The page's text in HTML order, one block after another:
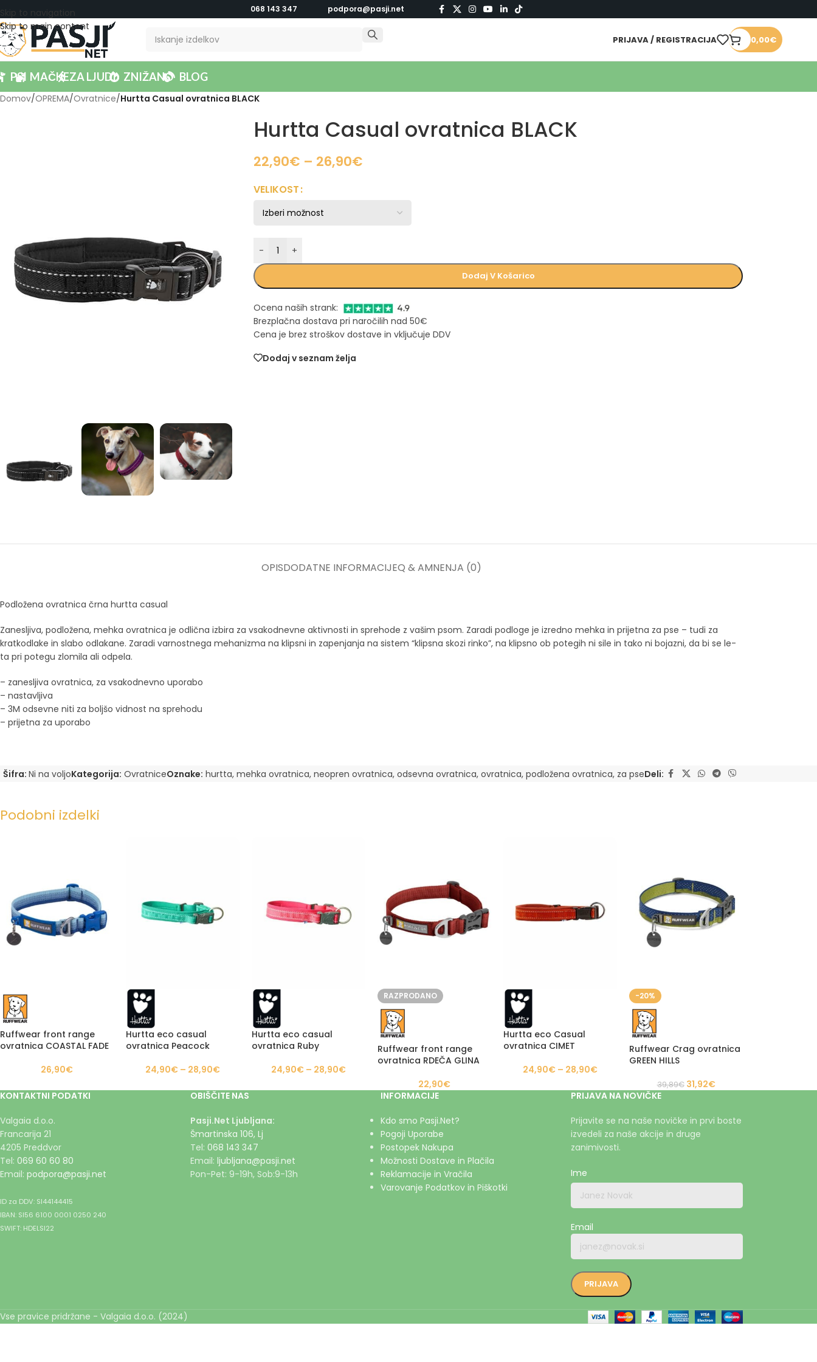
Skip to navigation
Skip to main content
068 143 347 podpora@pasji.net
PRIJAVA / REGISTRACIJA 0,00€
PSI MAČKEZA LJUDI ZNIŽANO BLOG
Domov/OPREMA/Ovratnice/Hurtta Casual ovratnica BLACK
Hurtta Casual ovratnica BLACK
22,90€ – 26,90€
VELIKOST
- +
Dodaj V Košarico
Ocena naših strank:
Brezplačna dostava pri naročilih nad 50€
Cena je brez stroškov dostave in vključuje DDV
Dodaj v seznam želja
OPISDODATNE INFORMACIJEQ & AMNENJA (0)
Podložena ovratnica črna hurtta casual
Zanesljiva, podložena, mehka ovratnica je odlična izbira za vsakodnevne aktivnosti in sprehode z vašim psom. Zaradi podloge je izredno mehka in prijetna za pse – tudi za
kratkodlake in slabo odlakane. Zaradi varnostnega mehanizma na klipsni in zapenjanja na sistem “klipsna skozi rinko”, na klipsno ob potegih ni sile in tako ni bojazni, da bi se le-
ta pri potegu zlomila ali odpela.
– zanesljiva ovratnica, za vsakodnevno uporabo
– nastavljiva
– 3M odsevne niti za boljšo vidnost na sprehodu
– prijetna za uporabo
Šifra: Ni na voljoKategorija: OvratniceOznake: hurtta, mehka ovratnica, neopren ovratnica, odsevna ovratnica, ovratnica, podložena ovratnica, za pseDeli:
Podobni izdelki
Ruffwear front range
ovratnica COASTAL FADE
26,90€
Hurtta eco casual
ovratnica Peacock
24,90€ – 28,90€
Hurtta eco casual
ovratnica Ruby
24,90€ – 28,90€
RAZPRODANO
Ruffwear front range
ovratnica RDEČA GLINA
22,90€
Hurtta eco Casual
ovratnica CIMET
24,90€ – 28,90€
-20%
Ruffwear Crag ovratnica
GREEN HILLS
39,89€ 31,92€
KONTAKTNI PODATKI
Valgaia d.o.o.
Francarija 21
4205 Preddvor
Tel: 069 60 60 80
Email: podpora@pasji.net
ID za DDV: SI44144415
IBAN: SI56 6100 0001 0250 240
SWIFT: HDELSI22
OBIŠČITE NAS
Pasji.Net Ljubljana:
Šmartinska 106, Lj
Tel: 068 143 347
Email: ljubljana@pasji.net
Pon-Pet: 9-19h, Sob:9-13h
INFORMACIJE
Kdo smo Pasji.Net?
Pogoji Uporabe
Postopek Nakupa
Možnosti Dostave in Plačila
Reklamacije in Vračila
Varovanje Podatkov in Piškotki
PRIJAVA NA NOVIČKE
Prijavite se na naše novičke in prvi boste
izvedeli za naše akcije in druge
zanimivosti.
Ime
Email
Vse pravice pridržane - Valgaia d.o.o. (2024)